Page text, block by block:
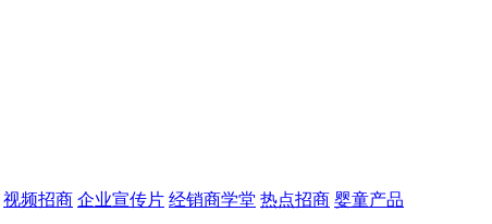
视频招商 企业宣传片 经销商学堂 热点招商 婴童产品